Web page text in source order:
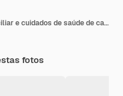
Serviço de enfermagem domiciliar e cuidados de saúde de cardiologia para idosos Fechar a jovem enfermeira hispânica verificando homem caucasiano maduro batimento cardíaco do paciente usando estetoscópio durante a visita
fotos